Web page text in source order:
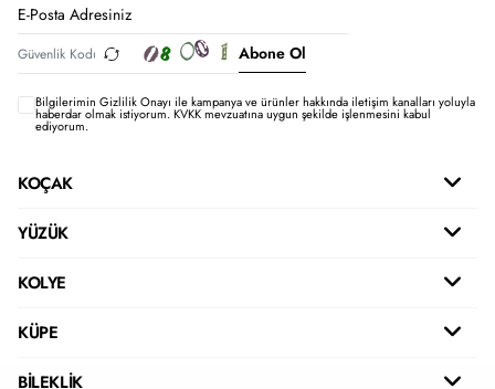
Abone Ol
Bilgilerimin Gizlilik Onayı ile kampanya ve ürünler hakkında iletişim kanalları yoluyla
haberdar olmak istiyorum.KVKK mevzuatına uygun şekilde işlenmesini kabul
ediyorum.
KOÇAK
YÜZÜK
KOLYE
KÜPE
BİLEKLİK